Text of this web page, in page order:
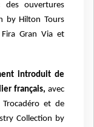
ouvertures
by Hilton Tours
Gran Via et
introduit de
français, avec
et de
Collection by